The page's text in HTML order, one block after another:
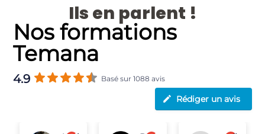
Ils en parlent !
Nos formations
Temana
4.9 Basé sur 1088 avis
Rédiger un avis